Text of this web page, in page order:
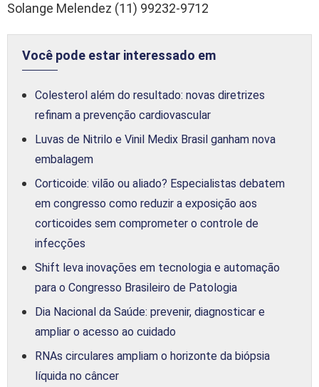
Solange Melendez (11) 99232-9712
Você pode estar interessado em
Colesterol além do resultado: novas diretrizes
refinam a prevenção cardiovascular
Luvas de Nitrilo e Vinil Medix Brasil ganham nova
embalagem
Corticoide: vilão ou aliado? Especialistas debatem
em congresso como reduzir a exposição aos
corticoides sem comprometer o controle de
infecções
Shift leva inovações em tecnologia e automação
para o Congresso Brasileiro de Patologia
Dia Nacional da Saúde: prevenir, diagnosticar e
ampliar o acesso ao cuidado
RNAs circulares ampliam o horizonte da biópsia
líquida no câncer